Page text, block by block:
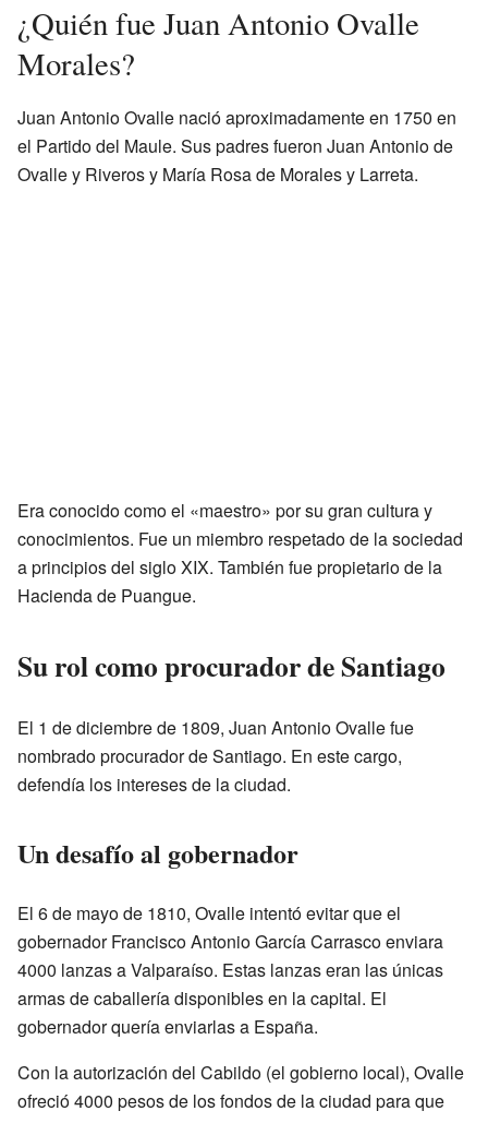
¿Quién fue Juan Antonio Ovalle
Morales?
Juan Antonio Ovalle nació aproximadamente en 1750 en
el Partido del Maule. Sus padres fueron Juan Antonio de
Ovalle y Riveros y María Rosa de Morales y Larreta.
Era conocido como el «maestro» por su gran cultura y
conocimientos. Fue un miembro respetado de la sociedad
a principios del siglo XIX. También fue propietario de la
Hacienda de Puangue.
Su rol como procurador de Santiago
El 1 de diciembre de 1809, Juan Antonio Ovalle fue
nombrado procurador de Santiago. En este cargo,
defendía los intereses de la ciudad.
Un desafío al gobernador
El 6 de mayo de 1810, Ovalle intentó evitar que el
gobernador Francisco Antonio García Carrasco enviara
4000 lanzas a Valparaíso. Estas lanzas eran las únicas
armas de caballería disponibles en la capital. El
gobernador quería enviarlas a España.
Con la autorización del Cabildo (el gobierno local), Ovalle
ofreció 4000 pesos de los fondos de la ciudad para que